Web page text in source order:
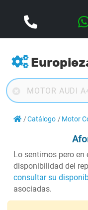
Catálogo Motor
Lo sentimos pero
disponibilidad del
consultar su
asociadas.